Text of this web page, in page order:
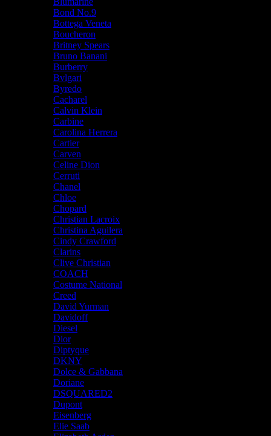
Bond No.9
Bottega Veneta
Boucheron
Britney Spears
Bruno Banani
Burberry
Bvlgari
Byredo
Cacharel
Calvin Klein
Carbine
Carolina Herrera
Cartier
Carven
Celine Dion
Cerruti
Chanel
Chloe
Chopard
Christian Lacroix
Christina Aguilera
Cindy Crawford
Clarins
Clive Christian
COACH
Costume National
Creed
David Yurman
Davidoff
Diesel
Dior
Diptyque
DKNY
Dolce & Gabbana
Doriane
DSQUARED2
Dupont
Eisenberg
Elie Saab